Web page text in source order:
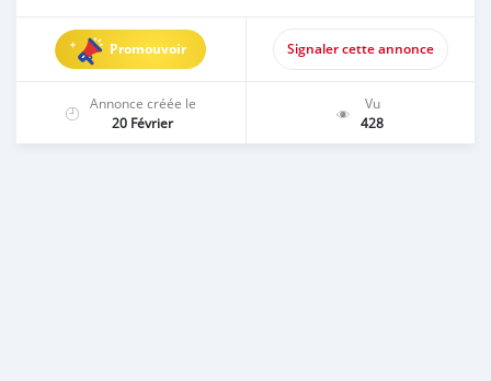
Promouvoir Signaler cette annonce
Annonce créée le
20 Février
Vu
428